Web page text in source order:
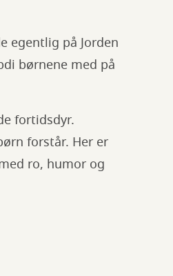
egentlig på Jorden
børnene med på
fortidsdyr.
forstår. Her er
ro, humor og